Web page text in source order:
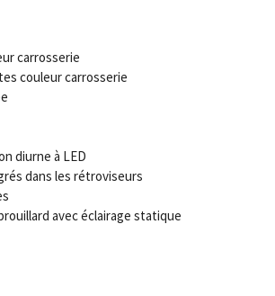
carrosserie
couleur carrosserie
diurne à LED
dans les rétroviseurs
avec éclairage statique